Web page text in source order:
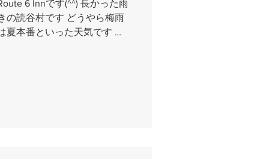
6 Innです(^^) 長かった雨
の読谷村です どうやら梅雨
夏本番といった天気です よ